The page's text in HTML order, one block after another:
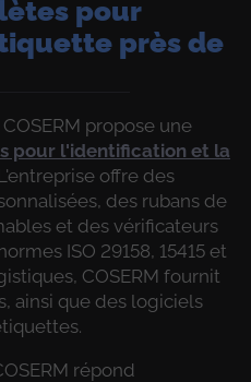
pour
près de
propose une
pour l'identification et la
offre des
des rubans de
et des vérificateurs
ISO 29158, 15415 et
COSERM fournit
ainsi que des logiciels
répond